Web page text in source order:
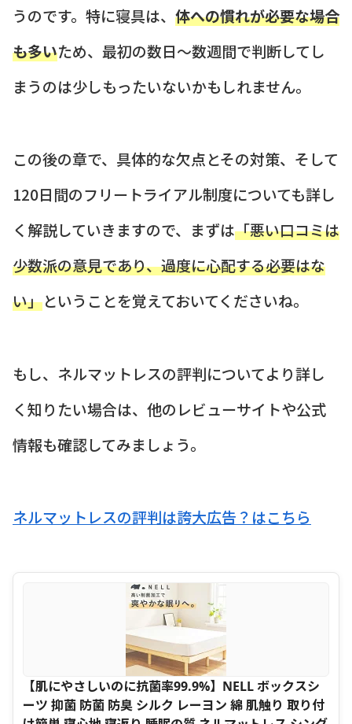
うのです。特に寝具は、 体への慣れが必要な場合
も多いため、最初の数日〜数週間で判断してし
まうのは少しもったいないかもしれません。
この後の章で、具体的な欠点とその対策、そして
120日間のフリートライアル制度についても詳し
く解説していきますので、まずは「悪い口コミは
少数派の意見であり、過度に心配する必要はな
い」ということを覚えておいてくださいね。
もし、ネルマットレスの評判についてより詳し
く知りたい場合は、他のレビューサイトや公式
情報も確認してみましょう。
ネルマットレスの評判は誇大広告？はこちら
【肌にやさしいのに抗菌率99.9%】NELL ボックスシ
ーツ 抑菌 防菌 防臭 シルク レーヨン 綿 肌触り 取り付